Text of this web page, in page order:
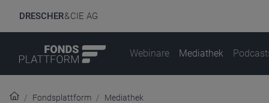
DRESCHER& CIE AG
Webinare Mediathek
Fondsplattform Mediathek